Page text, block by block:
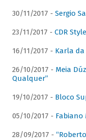
30/11/2017 - Sergio
23/11/2017 - CDR Style
16/11/2017 - Karla da
26/10/2017 - Meia
Qualquer”
19/10/2017 - Bloco
05/10/2017 - Fabiano
28/09/2017 -